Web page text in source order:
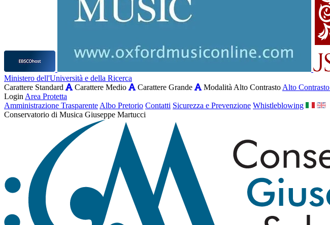
Ministero dell'Università e della Ricerca
Carattere Standard
Carattere Medio Carattere Grande Modalità Alto Contrasto Alto Contrasto
Login Area Protetta
Amministrazione Trasparente Albo Pretorio Contatti Sicurezza e Prevenzione Whistleblowing
Conservatorio di Musica Giuseppe Martucci